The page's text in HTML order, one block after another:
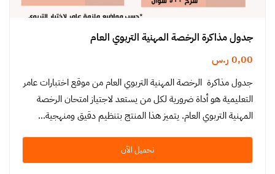
جدول مذاكرة الرخصة المهنية التربوي العام
0,00 ر.س
جدول مذاكرة الرخصة المهنية التربوي العام من موقع اختبارات عامر
التعليمية هو أداة ضرورية لكل من يستعد لاجتياز امتحان الرخصة
المهنية التربوي العام. يتميز هذا المنتج بتنظيم دقيق ومنهجية…
تحميل الآن